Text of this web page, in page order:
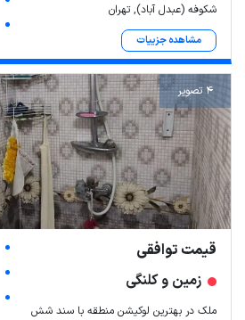
شکوفه (عبدل آباد), تهران
مشاهده جزییات
4 تصویر
قیمت توافقی
زمین و کلنگی
ملک در بهترین لوکیشن منطقه با سند شش